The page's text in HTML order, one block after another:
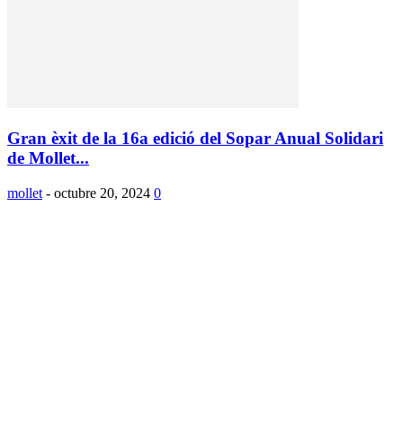
Gran èxit de la 16a edició del Sopar Anual Solidari
de Mollet...
mollet - octubre 20, 2024 0